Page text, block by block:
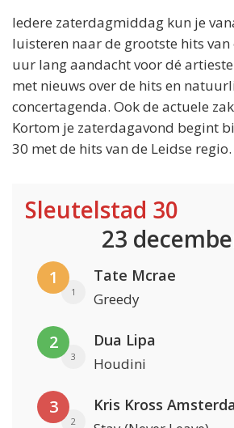
Iedere zaterdagmiddag kun je
luisteren naar de grootste hits
uur lang aandacht voor dé
met nieuws over de hits en
concertagenda. Ook de actuele
Kortom je zaterdagavond begint
30 met de hits van de Leidse regio.
Sleutelstad 30
23
1
1
Tate Mcrae
Greedy
2
3
Dua Lipa
Houdini
3
2